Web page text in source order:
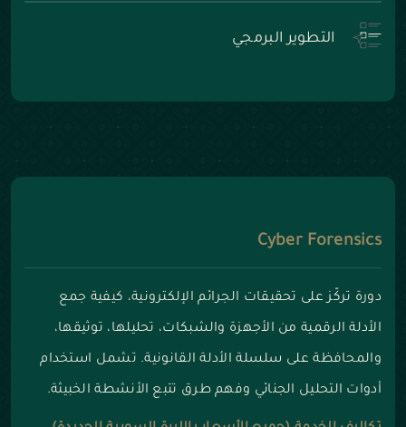
التطوير البرمجي
Cyber Forensics
دورة تركّز على تحقيقات الجرائم الإلكترونية، كيفية جمع
الأدلة الرقمية من الأجهزة والشبكات، تحليلها، توثيقها،
والمحافظة على سلسلة الأدلة القانونية. تشمل استخدام
أدوات التحليل الجنائي وفهم طرق تتبع الأنشطة الخبيثة.